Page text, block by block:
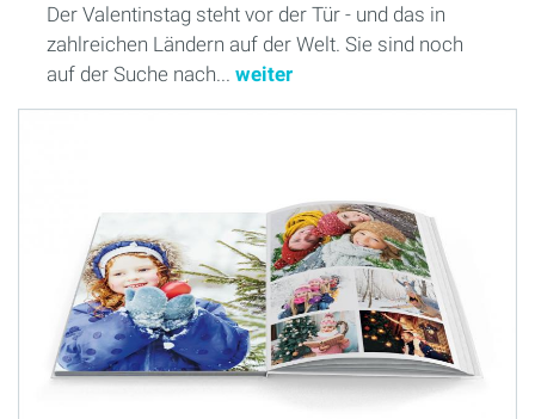
Der Valentinstag steht vor der Tür - und das in
zahlreichen Ländern auf der Welt. Sie sind noch
auf der Suche nach... weiter